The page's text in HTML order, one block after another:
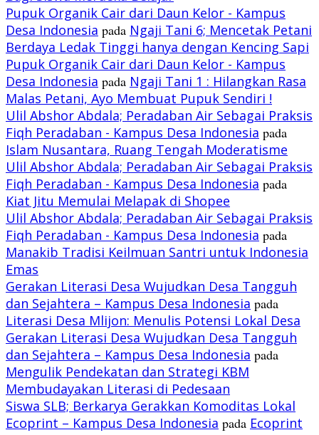
Pupuk Organik Cair dari Daun Kelor - Kampus
Desa Indonesia pada Ngaji Tani 6; Mencetak Petani
Berdaya Ledak Tinggi hanya dengan Kencing Sapi
Pupuk Organik Cair dari Daun Kelor - Kampus
Desa Indonesia pada Ngaji Tani 1 : Hilangkan Rasa
Malas Petani, Ayo Membuat Pupuk Sendiri !
Ulil Abshor Abdala; Peradaban Air Sebagai Praksis
Fiqh Peradaban - Kampus Desa Indonesia pada
Islam Nusantara, Ruang Tengah Moderatisme
Ulil Abshor Abdala; Peradaban Air Sebagai Praksis
Fiqh Peradaban - Kampus Desa Indonesia pada
Kiat Jitu Memulai Melapak di Shopee
Ulil Abshor Abdala; Peradaban Air Sebagai Praksis
Fiqh Peradaban - Kampus Desa Indonesia pada
Manakib Tradisi Keilmuan Santri untuk Indonesia
Emas
Gerakan Literasi Desa Wujudkan Desa Tangguh
dan Sejahtera – Kampus Desa Indonesia pada
Literasi Desa Mlijon: Menulis Potensi Lokal Desa
Gerakan Literasi Desa Wujudkan Desa Tangguh
dan Sejahtera – Kampus Desa Indonesia pada
Mengulik Pendekatan dan Strategi KBM
Membudayakan Literasi di Pedesaan
Siswa SLB; Berkarya Gerakkan Komoditas Lokal
Ecoprint – Kampus Desa Indonesia pada Ecoprint